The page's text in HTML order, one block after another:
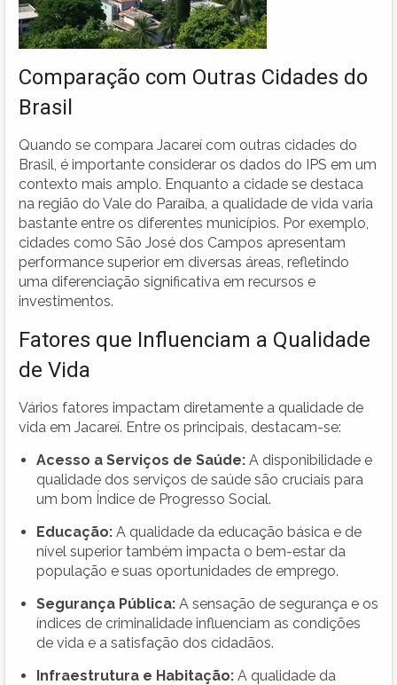
Comparação com Outras Cidades do
Brasil
Quando se compara Jacareí com outras cidades do
Brasil, é importante considerar os dados do IPS em um
contexto mais amplo. Enquanto a cidade se destaca
na região do Vale do Paraíba, a qualidade de vida varia
bastante entre os diferentes municípios. Por exemplo,
cidades como São José dos Campos apresentam
performance superior em diversas áreas, refletindo
uma diferenciação significativa em recursos e
investimentos.
Fatores que Influenciam a Qualidade
de Vida
Vários fatores impactam diretamente a qualidade de
vida em Jacareí. Entre os principais, destacam-se:
Acesso a Serviços de Saúde: A disponibilidade e
qualidade dos serviços de saúde são cruciais para
um bom Índice de Progresso Social.
Educação: A qualidade da educação básica e de
nível superior também impacta o bem-estar da
população e suas oportunidades de emprego.
Segurança Pública: A sensação de segurança e os
índices de criminalidade influenciam as condições
de vida e a satisfação dos cidadãos.
Infraestrutura e Habitação: A qualidade da